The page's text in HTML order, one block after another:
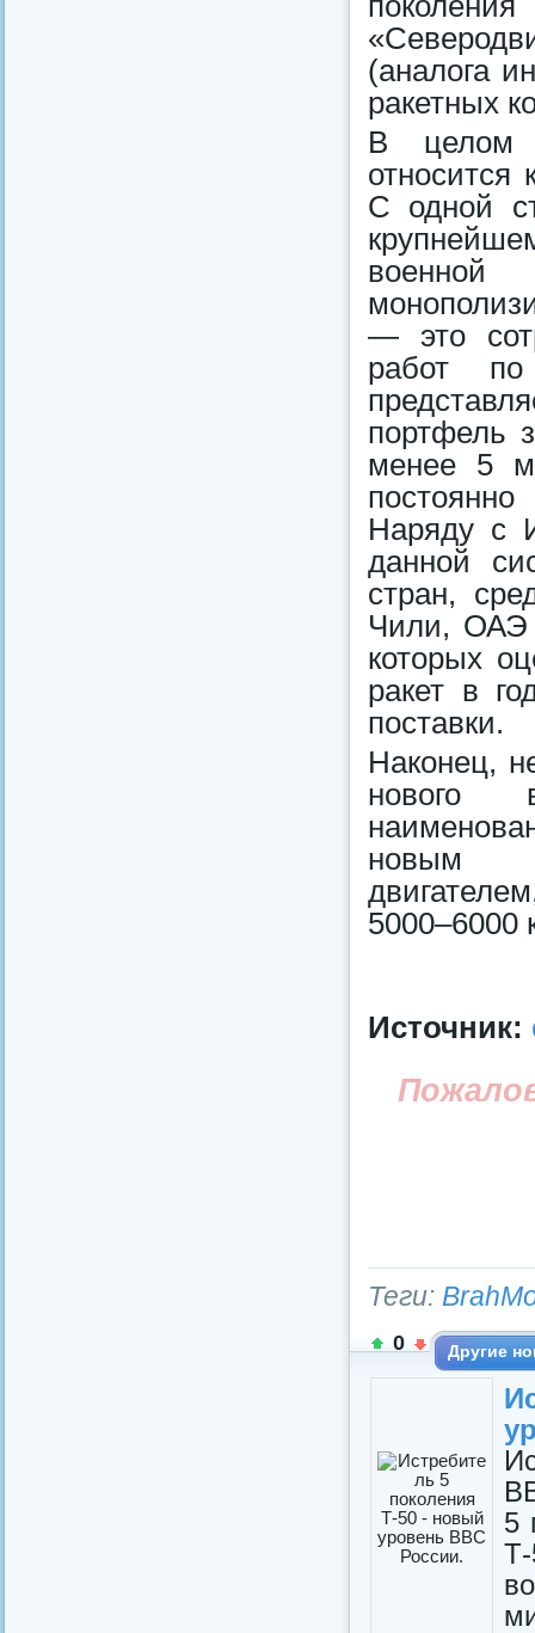
(аналога
ракетных
В целом
относится
С одной
— это
работ
портфель
менее 5
Наряду с
данной
стран,
Чили, ОАЭ
которых
ракет в
поставки.
Наконец,
нового
новым
5000–6000
Источник:
Теги:
0 Другие
5